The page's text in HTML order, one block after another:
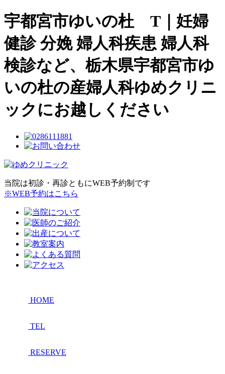
宇都宮市ゆいの杜 T｜妊婦
健診 分娩 婦人科疾患 婦人科
検診など、栃木県宇都宮市ゆ
いの杜の産婦人科ゆめクリニ
ックにお越しください
当院は初診・再診ともにWEB予約制です
※WEB予約はこちら
HOME
TEL
RESERVE